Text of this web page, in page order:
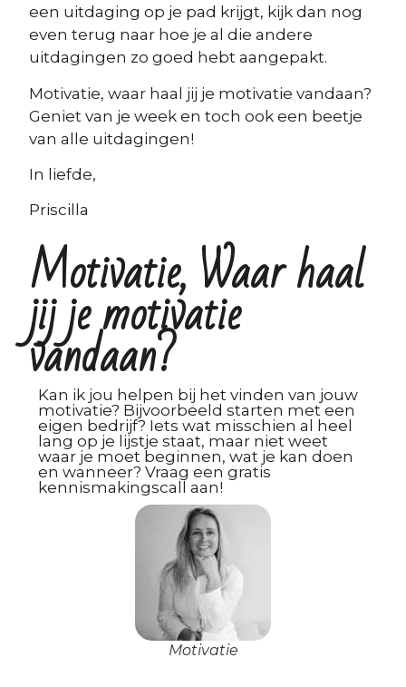
een uitdaging op je pad krijgt, kijk dan nog
even terug naar hoe je al die andere
uitdagingen zo goed hebt aangepakt.
Motivatie, waar haal jij je motivatie vandaan?
Geniet van je week en toch ook een beetje
van alle uitdagingen!
In liefde,
Priscilla
Motivatie, Waar haal
jij je motivatie
vandaan?
Kan ik jou helpen bij het vinden van jouw
motivatie? Bijvoorbeeld starten met een
eigen bedrijf? Iets wat misschien al heel
lang op je lijstje staat, maar niet weet
waar je moet beginnen, wat je kan doen
en wanneer? Vraag een gratis
kennismakingscall aan!
Motivatie